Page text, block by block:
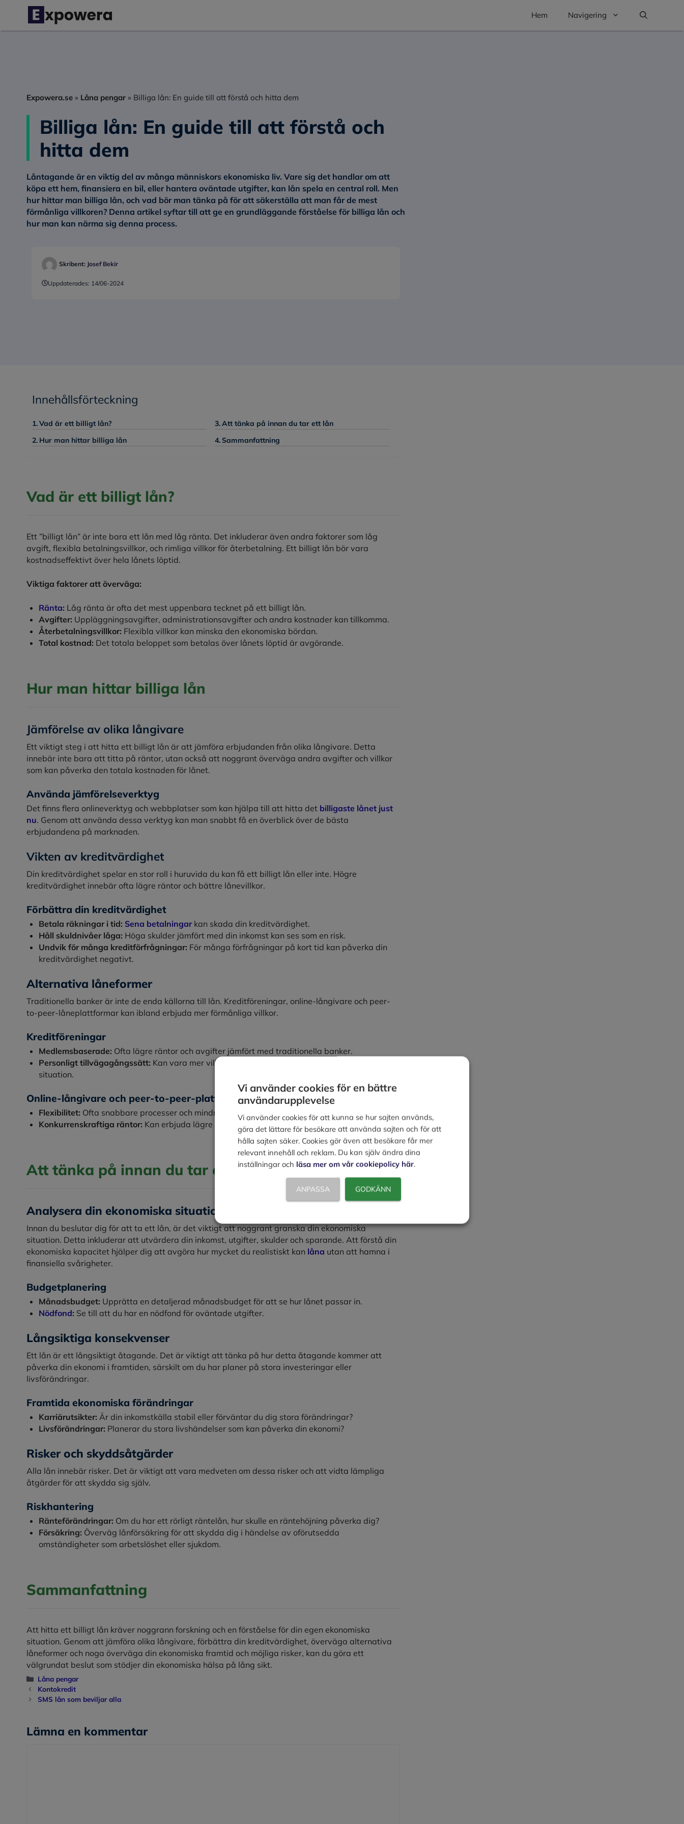
innehåll
Hem Navigering
Expowera.se » Låna pengar » Billiga lån: En guide till att förstå och hitta dem
Billiga lån: En guide till att förstå och
hitta dem
Låntagande är en viktig del av många människors ekonomiska liv. Vare sig det handlar om att
köpa ett hem, finansiera en bil, eller hantera oväntade utgifter, kan lån spela en central roll. Men
hur hittar man billiga lån, och vad bör man tänka på för att säkerställa att man får de mest
förmånliga villkoren? Denna artikel syftar till att ge en grundläggande förståelse för billiga lån och
hur man kan närma sig denna process.
Skribent: Josef Bekir
Uppdaterades: 14/06-2024
Innehållsförteckning
Vad är ett billigt lån?
Hur man hittar billiga lån
Att tänka på innan du tar ett lån
Sammanfattning
Vad är ett billigt lån?
Ett ”billigt lån” är inte bara ett lån med låg ränta. Det inkluderar även andra faktorer som låg
avgift, flexibla betalningsvillkor, och rimliga villkor för återbetalning. Ett billigt lån bör vara
kostnadseffektivt över hela lånets löptid.
Viktiga faktorer att överväga:
Ränta: Låg ränta är ofta det mest uppenbara tecknet på ett billigt lån.
Avgifter: Uppläggningsavgifter, administrationsavgifter och andra kostnader kan tillkomma.
Återbetalningsvillkor: Flexibla villkor kan minska den ekonomiska bördan.
Total kostnad: Det totala beloppet som betalas över lånets löptid är avgörande.
Hur man hittar billiga lån
Jämförelse av olika långivare
Ett viktigt steg i att hitta ett billigt lån är att jämföra erbjudanden från olika långivare. Detta
innebär inte bara att titta på räntor, utan också att noggrant överväga andra avgifter och villkor
som kan påverka den totala kostnaden för lånet.
Använda jämförelseverktyg
Det finns flera onlineverktyg och webbplatser som kan hjälpa till att hitta det billigaste lånet just
nu. Genom att använda dessa verktyg kan man snabbt få en överblick över de bästa
erbjudandena på marknaden.
Vikten av kreditvärdighet
Din kreditvärdighet spelar en stor roll i huruvida du kan få ett billigt lån eller inte. Högre
kreditvärdighet innebär ofta lägre räntor och bättre lånevillkor.
Förbättra din kreditvärdighet
Betala räkningar i tid: Sena betalningarkan skada din kreditvärdighet.
Håll skuldnivåer låga: Höga skulder jämfört med din inkomst kan ses som en risk.
Undvik för många kreditförfrågningar: För många förfrågningar på kort tid kan påverka din
kreditvärdighet negativt.
Alternativa låneformer
Traditionella banker är inte de enda källorna till lån. Kreditföreningar, online-långivare och peer-
to-peer-låneplattformar kan ibland erbjuda mer förmånliga villkor.
Kreditföreningar
Medlemsbaserade: Ofta lägre räntor och avgifter jämfört med traditionella banker.
Personligt tillvägagångssätt: Kan vara mer villiga att överväga din personliga ekonomiska
situation.
Online-långivare och peer-to-peer-plattformar
Flexibilitet: Ofta snabbare processer och mindre strikta kriterier.
Konkurrenskraftiga räntor: Kan erbjuda lägre räntor genom lägre driftskostnader.
Att tänka på innan du tar ett lån
Analysera din ekonomiska situation
Innan du beslutar dig för att ta ett lån, är det viktigt att noggrant granska din ekonomiska
situation. Detta inkluderar att utvärdera din inkomst, utgifter, skulder och sparande. Att förstå din
ekonomiska kapacitet hjälper dig att avgöra hur mycket du realistiskt kan låna utan att hamna i
finansiella svårigheter.
Budgetplanering
Månadsbudget: Upprätta en detaljerad månadsbudget för att se hur lånet passar in.
Nödfond: Se till att du har en nödfond för oväntade utgifter.
Långsiktiga konsekvenser
Ett lån är ett långsiktigt åtagande. Det är viktigt att tänka på hur detta åtagande kommer att
påverka din ekonomi i framtiden, särskilt om du har planer på stora investeringar eller
livsförändringar.
Framtida ekonomiska förändringar
Karriärutsikter: Är din inkomstkälla stabil eller förväntar du dig stora förändringar?
Livsförändringar: Planerar du stora livshändelser som kan påverka din ekonomi?
Risker och skyddsåtgärder
Alla lån innebär risker. Det är viktigt att vara medveten om dessa risker och att vidta lämpliga
åtgärder för att skydda sig själv.
Riskhantering
Ränteförändringar: Om du har ett rörligt räntelån, hur skulle en räntehöjning påverka dig?
Försäkring: Överväg lånförsäkring för att skydda dig i händelse av oförutsedda
omständigheter som arbetslöshet eller sjukdom.
Sammanfattning
Att hitta ett billigt lån kräver noggrann forskning och en förståelse för din egen ekonomiska
situation. Genom att jämföra olika långivare, förbättra din kreditvärdighet, överväga alternativa
låneformer och noga överväga din ekonomiska framtid och möjliga risker, kan du göra ett
välgrundat beslut som stödjer din ekonomiska hälsa på lång sikt.
Kategorier
Låna pengar
Kontokredit
SMS lån som beviljar alla
Lämna en kommentar
Vi använder cookies för en bättre
användarupplevelse
Vi använder cookies för att kunna se hur sajten används,
göra det lättare för besökare att använda sajten och för att
hålla sajten säker. Cookies gör även att besökare får mer
relevant innehåll och reklam. Du kan själv ändra dina
inställningar och läsa mer om vår cookiepolicy här.
ANPASSA GODKÄNN